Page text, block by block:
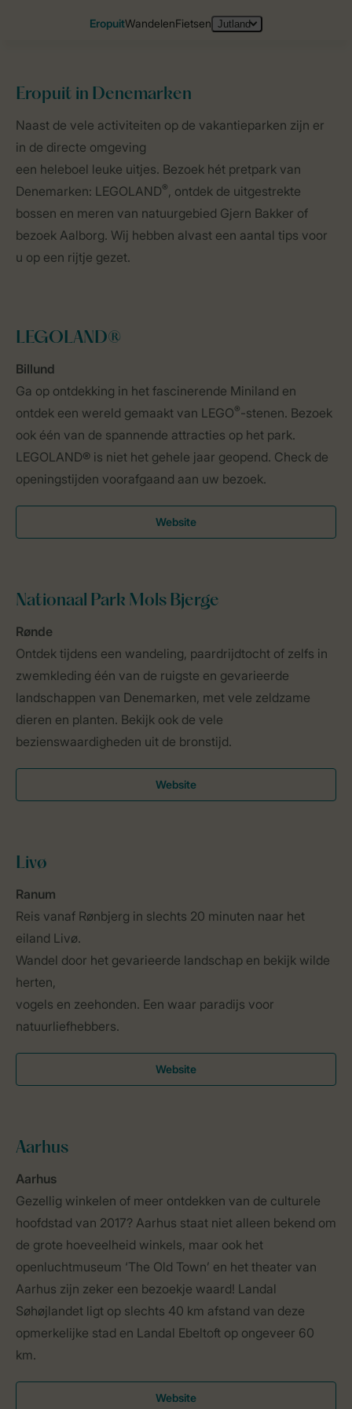
Home Landen Denemarken
Eropuit in Denemarken
Naast de vele activiteiten op de vakantieparken zijn er
in de directe omgeving
een heleboel leuke uitjes. Bezoek hét pretpark van
Denemarken: LEGOLAND®, ontdek de uitgestrekte
bossen en meren van natuurgebied Gjern Bakker of
bezoek Aalborg. Wij hebben alvast een aantal tips voor
u op een rijtje gezet.
LEGOLAND®
Billund
Ga op ontdekking in het fascinerende Miniland en
ontdek een wereld gemaakt van LEGO®-stenen. Bezoek
ook één van de spannende attracties op het park.
LEGOLAND® is niet het gehele jaar geopend. Check de
openingstijden voorafgaand aan uw bezoek.
Website
Nationaal Park Mols Bjerge
Rønde
Ontdek tijdens een wandeling, paardrijdtocht of zelfs in
zwemkleding één van de ruigste en gevarieerde
landschappen van Denemarken, met vele zeldzame
dieren en planten. Bekijk ook de vele
bezienswaardigheden uit de bronstijd.
Website
Livø
Ranum
Reis vanaf Rønbjerg in slechts 20 minuten naar het
eiland Livø.
Wandel door het gevarieerde landschap en bekijk wilde
herten,
vogels en zeehonden. Een waar paradijs voor
natuurliefhebbers.
Website
Aarhus
Aarhus
Gezellig winkelen of meer ontdekken van de culturele
hoofdstad van 2017? Aarhus staat niet alleen bekend om
de grote hoeveelheid winkels, maar ook het
openluchtmuseum ‘The Old Town’ en het theater van
Aarhus zijn zeker een bezoekje waard! Landal
Søhøjlandet ligt op slechts 40 km afstand van deze
opmerkelijke stad en Landal Ebeltoft op ongeveer 60
km.
Website